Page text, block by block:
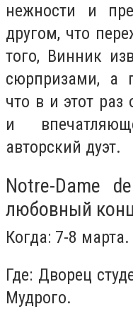
нежности и
другом, что
того, Винник
сюрпризами, а
что в и этот раз
и
авторский дуэт.
Notre-Dame
любовный
Когда: 7-8 марта.
Где: Дворец
Мудрого.